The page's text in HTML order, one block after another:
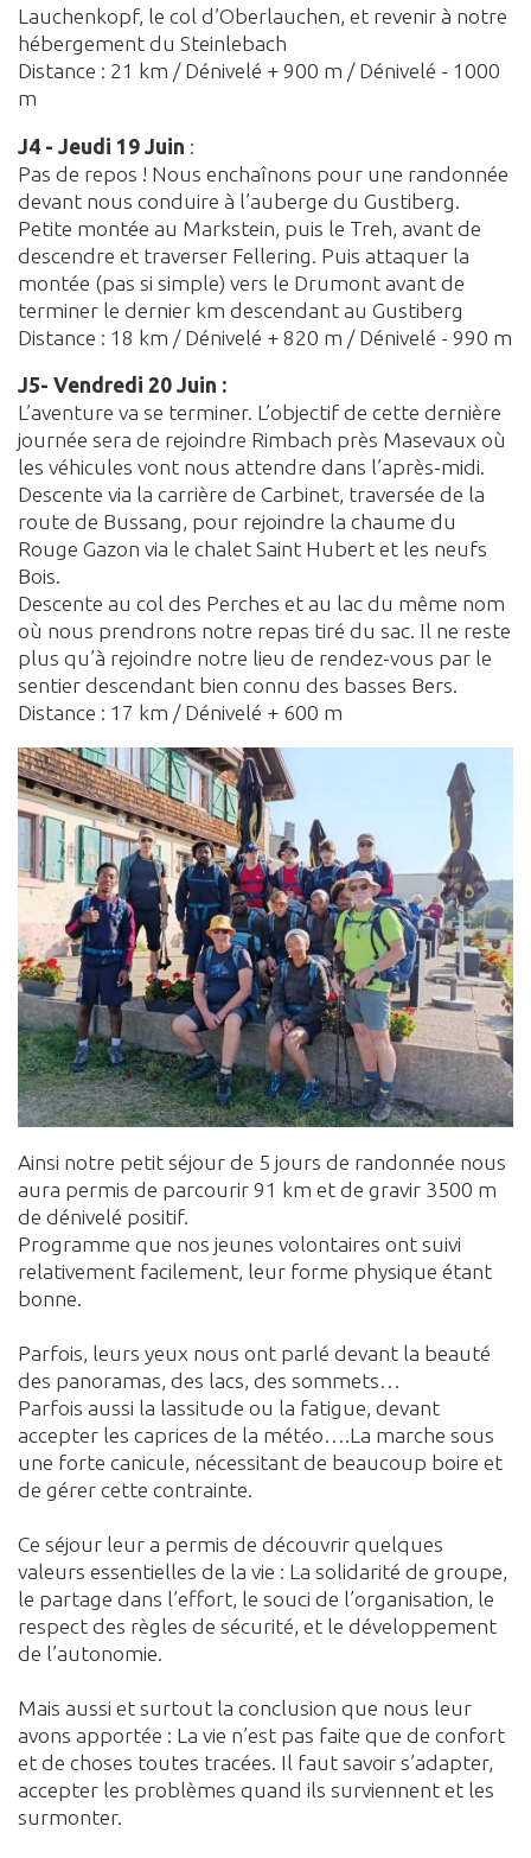
Lauchenkopf, le col d’Oberlauchen, et revenir à notre
hébergement du Steinlebach
Distance : 21 km / Dénivelé + 900 m / Dénivelé - 1000
m
J4 - Jeudi 19 Juin :
Pas de repos ! Nous enchaînons pour une randonnée
devant nous conduire à l’auberge du Gustiberg.
Petite montée au Markstein, puis le Treh, avant de
descendre et traverser Fellering. Puis attaquer la
montée (pas si simple) vers le Drumont avant de
terminer le dernier km descendant au Gustiberg
Distance : 18 km / Dénivelé + 820 m / Dénivelé - 990 m
J5- Vendredi 20 Juin :
L’aventure va se terminer. L’objectif de cette dernière
journée sera de rejoindre Rimbach près Masevaux où
les véhicules vont nous attendre dans l’après-midi.
Descente via la carrière de Carbinet, traversée de la
route de Bussang, pour rejoindre la chaume du
Rouge Gazon via le chalet Saint Hubert et les neufs
Bois.
Descente au col des Perches et au lac du même nom
où nous prendrons notre repas tiré du sac. Il ne reste
plus qu’à rejoindre notre lieu de rendez-vous par le
sentier descendant bien connu des basses Bers.
Distance : 17 km / Dénivelé + 600 m
Ainsi notre petit séjour de 5 jours de randonnée nous
aura permis de parcourir 91 km et de gravir 3500 m
de dénivelé positif.
Programme que nos jeunes volontaires ont suivi
relativement facilement, leur forme physique étant
bonne.
Parfois, leurs yeux nous ont parlé devant la beauté
des panoramas, des lacs, des sommets…
Parfois aussi la lassitude ou la fatigue, devant
accepter les caprices de la météo….La marche sous
une forte canicule, nécessitant de beaucoup boire et
de gérer cette contrainte.
Ce séjour leur a permis de découvrir quelques
valeurs essentielles de la vie : La solidarité de groupe,
le partage dans l’effort, le souci de l’organisation, le
respect des règles de sécurité, et le développement
de l’autonomie.
Mais aussi et surtout la conclusion que nous leur
avons apportée : La vie n’est pas faite que de confort
et de choses toutes tracées. Il faut savoir s’adapter,
accepter les problèmes quand ils surviennent et les
surmonter.